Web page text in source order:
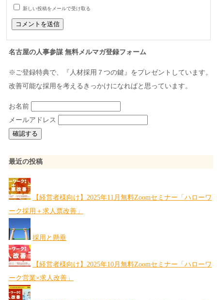
新しい投稿をメールで受け取る
名古屋の人事参謀 無料メルマガ登録フォーム
※ご登録特典で、『人材採用７つの鍵』をプレゼントしています。
改善可能な採用を考えるきっかけになればと思っています。
お名前
メールアドレス
最近の投稿
【経営者様向け】2025年11月無料Zoomセミナー「ハローワ
ーク採用＋求人票改善」
採用と懸垂
【経営者様向け】2025年10月無料Zoomセミナー「ハローワ
ーク営業×求人改善」